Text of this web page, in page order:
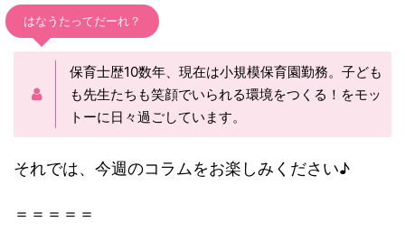
はなうたってだーれ？
保育士歴10数年、現在は小規模保育園勤務。子ども
も先生たちも笑顔でいられる環境をつくる！をモッ
トーに日々過ごしています。
それでは、今週のコラムをお楽しみください♪
＝＝＝＝＝